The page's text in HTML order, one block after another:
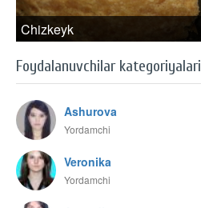
Chizkeyk
Foydalanuvchilar kategoriyalari
Ashurova
Yordamchi
Veronika
Yordamchi